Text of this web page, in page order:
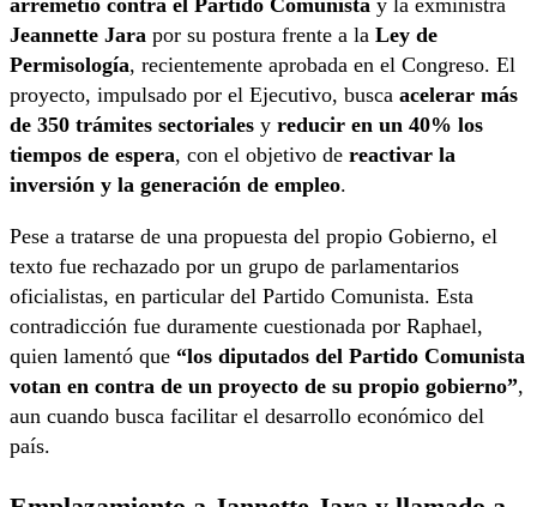
arremetió contra el Partido Comunista y la exministra
Jeannette Jara por su postura frente a la Ley de
Permisología, recientemente aprobada en el Congreso. El
proyecto, impulsado por el Ejecutivo, busca acelerar más
de 350 trámites sectoriales y reducir en un 40% los
tiempos de espera, con el objetivo de reactivar la
inversión y la generación de empleo.
Pese a tratarse de una propuesta del propio Gobierno, el
texto fue rechazado por un grupo de parlamentarios
oficialistas, en particular del Partido Comunista. Esta
contradicción fue duramente cuestionada por Raphael,
quien lamentó que “los diputados del Partido Comunista
votan en contra de un proyecto de su propio gobierno”,
aun cuando busca facilitar el desarrollo económico del
país.